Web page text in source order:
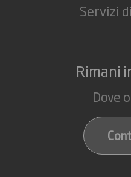
Servizi
Rimani
Dove